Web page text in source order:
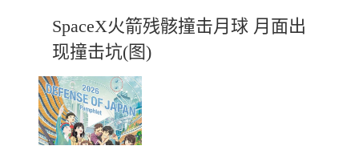
SpaceX火箭残骸撞击月球 月面出
现撞击坑(图)